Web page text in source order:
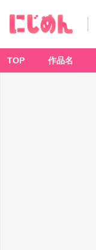
TOP 作品名